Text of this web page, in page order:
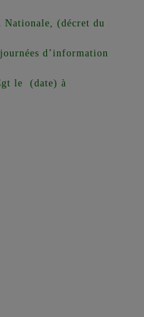
Nationale, (décret du
d’information
le (date) à